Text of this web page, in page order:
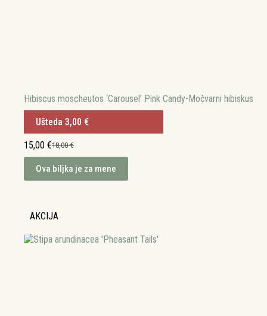
Hibiscus moscheutos ‘Carousel’ Pink Candy-Močvarni hibiskus
Ušteda 3,00 €
18,00€
Izvorna
bila
je:
15,00 €Trenutna
je:
15,00 €.
Ova biljka je za mene
AKCIJA